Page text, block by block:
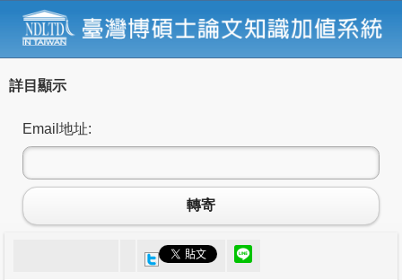
詳目顯示
Email地址:
轉寄